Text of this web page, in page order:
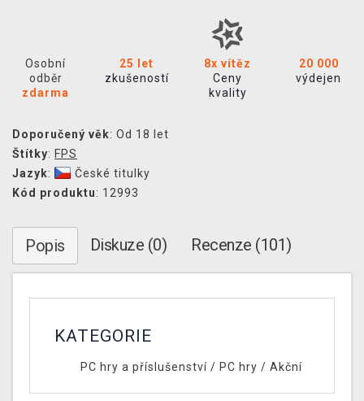
Osobní
odběr
zdarma
25 let
zkušeností
8x vítěz
Ceny
kvality
20 000
výdejen
Doporučený věk: Od 18 let
Štítky: FPS
Jazyk:
České titulky
Kód produktu: 12993
Popis Diskuze (0) Recenze (101)
KATEGORIE
PC hry a příslušenství/ PC hry / Akční